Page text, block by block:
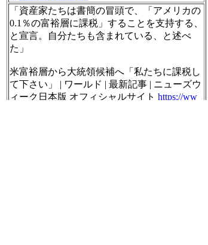
「資産家たちは書簡の冒頭で、「アメリカの
0.1％の富裕層に課税」することを支持する、
と宣言。自分たちも含まれている、と述べ
た」
米富裕層から大統領候補へ「私たちに課税し
て下さい」 | ワールド | 最新記事 | ニューズウ
ィーク日本版 オフィシャルサイト https://ww